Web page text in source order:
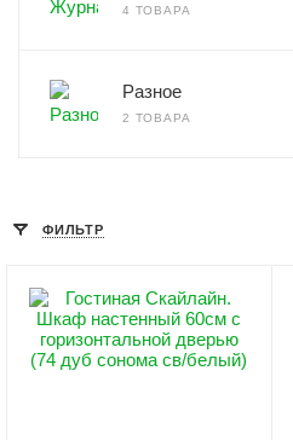
4 ТОВАРА
Разное
2 ТОВАРА
ФИЛЬТР